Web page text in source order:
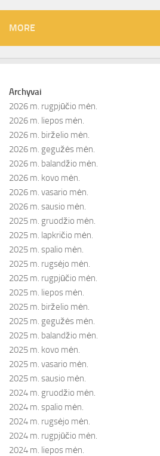
MORE
Archyvai
2026 m. rugpjūčio mėn.
2026 m. liepos mėn.
2026 m. birželio mėn.
2026 m. gegužės mėn.
2026 m. balandžio mėn.
2026 m. kovo mėn.
2026 m. vasario mėn.
2026 m. sausio mėn.
2025 m. gruodžio mėn.
2025 m. lapkričio mėn.
2025 m. spalio mėn.
2025 m. rugsėjo mėn.
2025 m. rugpjūčio mėn.
2025 m. liepos mėn.
2025 m. birželio mėn.
2025 m. gegužės mėn.
2025 m. balandžio mėn.
2025 m. kovo mėn.
2025 m. vasario mėn.
2025 m. sausio mėn.
2024 m. gruodžio mėn.
2024 m. spalio mėn.
2024 m. rugsėjo mėn.
2024 m. rugpjūčio mėn.
2024 m. liepos mėn.